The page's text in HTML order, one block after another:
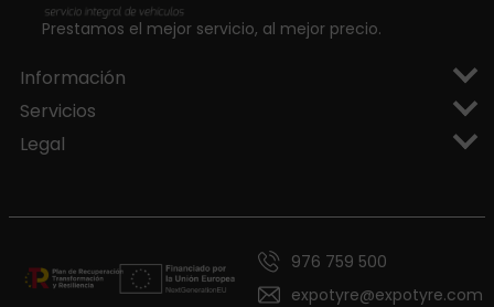
Prestamos el mejor servicio, al mejor precio.
Información
Servicios
Legal
976 759 500
expotyre@expotyre.com